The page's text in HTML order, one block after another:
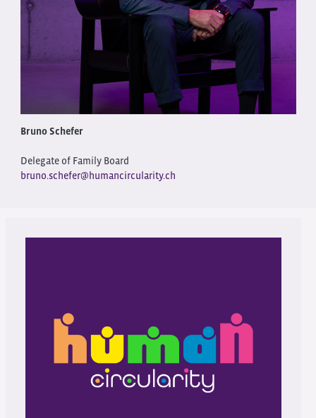
Bruno Schefer
Delegate of Family Board
bruno.schefer@humancircularity.ch